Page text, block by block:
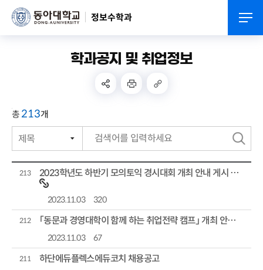
정보수학과
학과공지 및 취업정보
총 213개
검
색
번호
제목
작성자
작성일자
조회수
213 2023학년도 하반기 모의토익 경시대회 개최 안내 게시 및 홍보
2023.11.03 320
212 「동문과 경영대학이 함께 하는 취업전략 캠프」 개최 안내 및 홍보
2023.11.03 67
211 하단에듀플렉스에듀코치 채용공고